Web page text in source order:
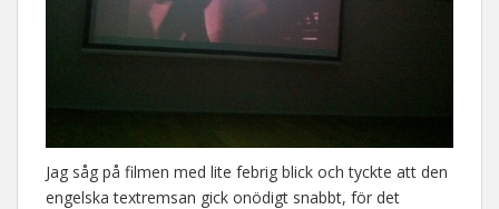
Jag såg på filmen med lite febrig blick och tyckte att den
engelska textremsan gick onödigt snabbt, för det